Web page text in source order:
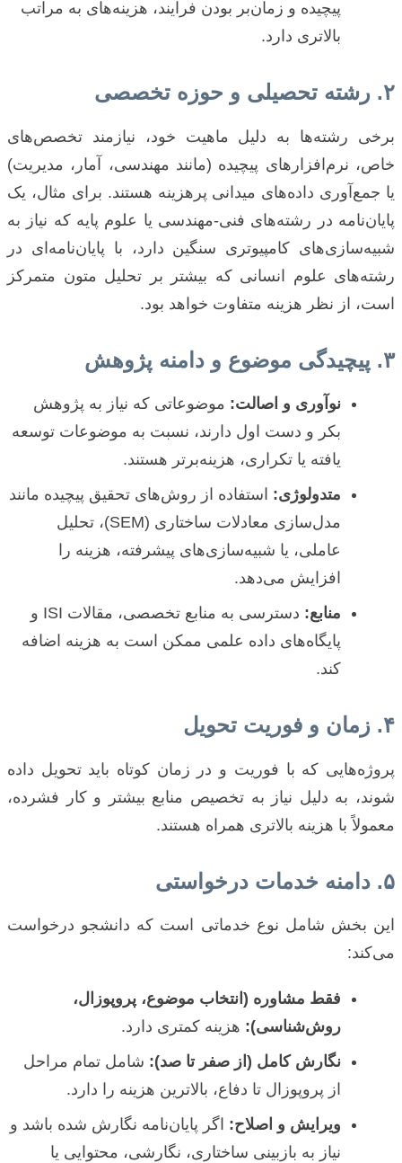
پیچیده و زمان‌بر بودن فرآیند، هزینه‌های به مراتب
بالاتری دارد.
۲. رشته تحصیلی و حوزه تخصصی
برخی رشته‌ها به دلیل ماهیت خود، نیازمند تخصص‌های
خاص، نرم‌افزارهای پیچیده (مانند مهندسی، آمار، مدیریت)
یا جمع‌آوری داده‌های میدانی پرهزینه هستند. برای مثال، یک
پایان‌نامه در رشته‌های فنی-مهندسی یا علوم پایه که نیاز به
شبیه‌سازی‌های کامپیوتری سنگین دارد، با پایان‌نامه‌ای در
رشته‌های علوم انسانی که بیشتر بر تحلیل متون متمرکز
است، از نظر هزینه متفاوت خواهد بود.
۳. پیچیدگی موضوع و دامنه پژوهش
نوآوری و اصالت: موضوعاتی که نیاز به پژوهش
بکر و دست اول دارند، نسبت به موضوعات توسعه
یافته یا تکراری، هزینه‌برتر هستند.
متدولوژی: استفاده از روش‌های تحقیق پیچیده مانند
مدل‌سازی معادلات ساختاری (SEM)، تحلیل
عاملی، یا شبیه‌سازی‌های پیشرفته، هزینه را
افزایش می‌دهد.
منابع:
دسترسی به منابع تخصصی، مقالات ISI و
پایگاه‌های داده علمی ممکن است به هزینه اضافه
کند.
۴. زمان و فوریت تحویل
پروژه‌هایی که با فوریت و در زمان کوتاه باید تحویل داده
شوند، به دلیل نیاز به تخصیص منابع بیشتر و کار فشرده،
معمولاً با هزینه بالاتری همراه هستند.
۵. دامنه خدمات درخواستی
این بخش شامل نوع خدماتی است که دانشجو درخواست
می‌کند:
فقط مشاوره (انتخاب موضوع، پروپوزال،
روش‌شناسی): هزینه کمتری دارد.
نگارش کامل (از صفر تا صد): شامل تمام مراحل
از پروپوزال تا دفاع، بالاترین هزینه را دارد.
ویرایش و اصلاح: اگر پایان‌نامه نگارش شده باشد و
نیاز به بازبینی ساختاری، نگارشی، محتوایی یا